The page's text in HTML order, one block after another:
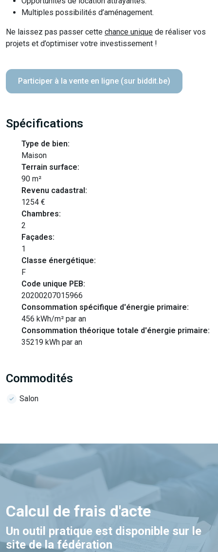
Multiples possibilités d’aménagement.
Ne laissez pas passer cette chance unique de réaliser vos
projets et d’optimiser votre investissement !
Participer à la vente en ligne (sur biddit.be)
Spécifications
Type de bien:
Maison
Terrain surface:
90 m²
Revenu cadastral:
1254 €
Chambres:
2
Façades:
1
Classe énergétique:
F
Code unique PEB:
20200207015966
Consommation spécifique d'énergie primaire:
456 kWh/m² par an
Consommation théorique totale d'énergie primaire:
35219 kWh par an
Commodités
Salon
Calcul de frais d'acte
Un outil pratique est disponible sur le
site de la fédération